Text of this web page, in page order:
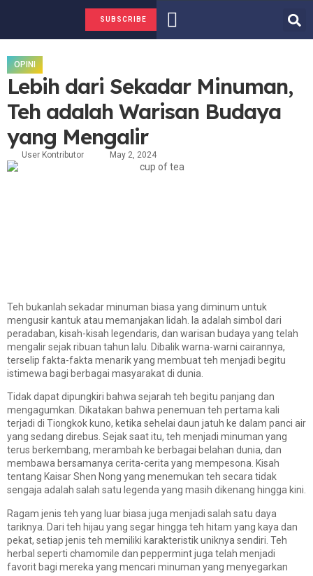
SUBSCRIBE
OPINI
Lebih dari Sekadar Minuman,
Teh adalah Warisan Budaya
yang Mengalir
User Kontributor May 2, 2024
Teh bukanlah sekadar minuman biasa yang diminum untuk
mengusir kantuk atau memanjakan lidah. Ia adalah simbol dari
peradaban, kisah-kisah legendaris, dan warisan budaya yang telah
mengalir sejak ribuan tahun lalu. Dibalik warna-warni cairannya,
terselip fakta-fakta menarik yang membuat teh menjadi begitu
istimewa bagi berbagai masyarakat di dunia.
Tidak dapat dipungkiri bahwa sejarah teh begitu panjang dan
mengagumkan. Dikatakan bahwa penemuan teh pertama kali
terjadi di Tiongkok kuno, ketika sehelai daun jatuh ke dalam panci air
yang sedang direbus. Sejak saat itu, teh menjadi minuman yang
terus berkembang, merambah ke berbagai belahan dunia, dan
membawa bersamanya cerita-cerita yang mempesona. Kisah
tentang Kaisar Shen Nong yang menemukan teh secara tidak
sengaja adalah salah satu legenda yang masih dikenang hingga kini.
Ragam jenis teh yang luar biasa juga menjadi salah satu daya
tariknya. Dari teh hijau yang segar hingga teh hitam yang kaya dan
pekat, setiap jenis teh memiliki karakteristik uniknya sendiri. Teh
herbal seperti chamomile dan peppermint juga telah menjadi
favorit bagi mereka yang mencari minuman yang menyegarkan